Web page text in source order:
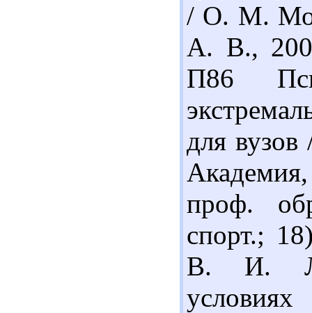
/ О. М.
А. В.,
П86
для
проф.
спорт.;
В. И.